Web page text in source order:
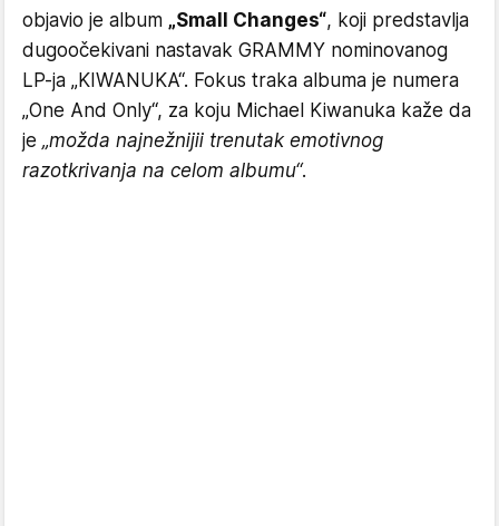
objavio je album „Small Changes“, koji predstavlja
dugoočekivani nastavak GRAMMY nominovanog
LP-ja „KIWANUKA“. Fokus traka albuma je numera
„One And Only“, za koju Michael Kiwanuka kaže da
je „možda najnežnijii trenutak emotivnog
razotkrivanja na celom albumu“.